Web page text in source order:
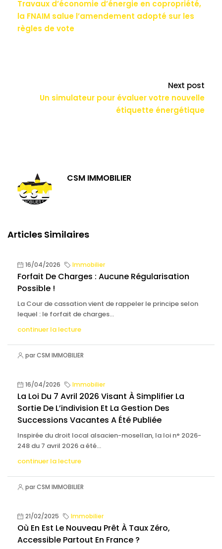
Travaux d’économie d’énergie en copropriété,
la FNAIM salue l’amendement adopté sur les
règles de vote
Next post
Un simulateur pour évaluer votre nouvelle
étiquette énergétique
CSM IMMOBILIER
Articles Similaires
16/04/2026 Immobilier
Forfait De Charges : Aucune Régularisation
Possible !
La Cour de cassation vient de rappeler le principe selon
lequel : le forfait de charges...
continuer la lecture
par CSM IMMOBILIER
16/04/2026 Immobilier
La Loi Du 7 Avril 2026 Visant À Simplifier La
Sortie De L’indivision Et La Gestion Des
Successions Vacantes A Été Publiée
Inspirée du droit local alsacien-mosellan, la loi n° 2026-
248 du 7 avril 2026 a été...
continuer la lecture
par CSM IMMOBILIER
21/02/2025 Immobilier
Où En Est Le Nouveau Prêt À Taux Zéro,
Accessible Partout En France ?